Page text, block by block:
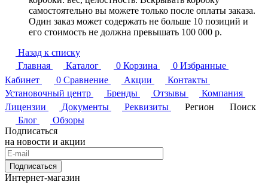
самостоятельно вы можете только после оплаты заказа.
Один заказ может содержать не больше 10 позиций и
его стоимость не должна превышать 100 000 р.
Назад к списку
Главная
Каталог 0 Корзина 0 Избранные
Кабинет
0 Сравнение Акции
Контакты
Установочный центр
Бренды Отзывы
Компания
Лицензии
Документы Реквизиты Регион
Поиск
Блог
Обзоры
Подписаться
на новости и акции
Подписаться
Интернет-магазин